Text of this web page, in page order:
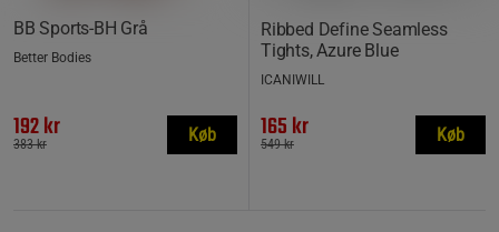
BB Sports-BH Grå
Better Bodies
192 kr
383 kr Køb
Ribbed Define Seamless
Tights, Azure Blue
ICANIWILL
165 kr
549 kr Køb